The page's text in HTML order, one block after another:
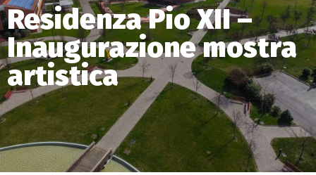
Residenza Pio XII –
Inaugurazione mostra
artistica